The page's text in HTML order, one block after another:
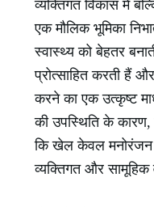
व्यक्तिगत विकास में
एक मौलिक भूमिका
स्वास्थ्य को बेहतर
प्रोत्साहित करती हैं
करने का एक उत्कृष्ट
की उपस्थिति के
कि खेल केवल मनोरंजन
व्यक्तिगत और सामूहिक